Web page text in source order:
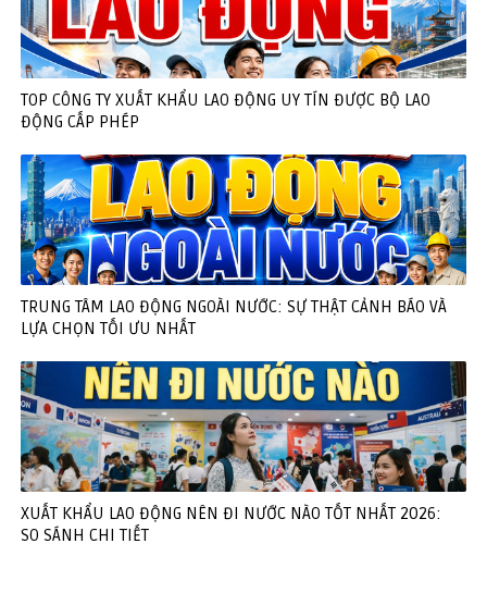
TOP CÔNG TY XUẤT KHẨU LAO ĐỘNG UY TÍN ĐƯỢC BỘ LAO
ĐỘNG CẤP PHÉP
TRUNG TÂM LAO ĐỘNG NGOÀI NƯỚC: SỰ THẬT CẢNH BÁO VÀ
LỰA CHỌN TỐI ƯU NHẤT
XUẤT KHẨU LAO ĐỘNG NÊN ĐI NƯỚC NÀO TỐT NHẤT 2026:
SO SÁNH CHI TIẾT